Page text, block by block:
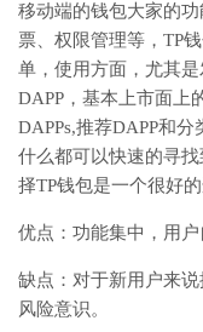
移动端的钱包大家的
票、权限管理等，TP
单，使用方面，尤其
DAPP，基本上市面上
DAPPs,推荐DAPP和
什么都可以快速的寻
择TP钱包是一个很好的
优点：功能集中，用户
缺点：对于新用户来
风险意识。